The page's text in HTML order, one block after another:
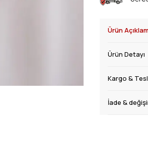
Ürün
Ürün Detayı
Kargo &
İade &